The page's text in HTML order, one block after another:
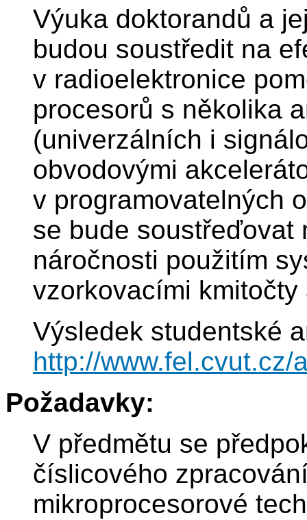
Výuka doktorandů a
budou soustředit na
v radioelektronice
procesorů s několika
(univerzálních i
obvodovými
v programovatelných
se bude soustřeďovat
náročnosti použitím
vzorkovacími
Výsledek studentské
http://www.fel.cvut.cz/
Požadavky:
V předmětu se
číslicového
mikroprocesorové